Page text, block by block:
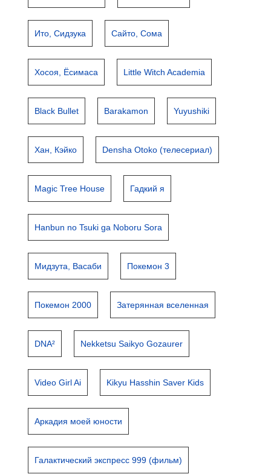
Ито, Сидзука Сайто, Сома
Хосоя, Ёсимаса Little Witch Academia
Black Bullet Barakamon Yuyushiki
Хан, Кэйко Densha Otoko (телесериал)
Magic Tree House Гадкий я
Hanbun no Tsuki ga Noboru Sora
Мидзута, Васаби Покемон 3
Покемон 2000 Затерянная вселенная
DNA² Nekketsu Saikyo Gozaurer
Video Girl Ai Kikyu Hasshin Saver Kids
Аркадия моей юности
Галактический экспресс 999 (фильм)